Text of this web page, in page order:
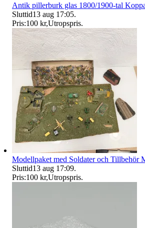
Antik pillerburk glas 1800/1900-tal
Sluttid13 aug 17:05.
Pris:100 kr,Utropspris.
Modellpaket med Soldater och Tillbehör
Sluttid13 aug 17:09.
Pris:100 kr,Utropspris.